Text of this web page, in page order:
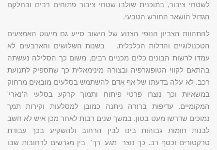
לשטחי ציבור, בתוכנית שולבו שטחי ציבור פתוחים רבים ובחלקם
הגדול הושאר החורש הטבעי.
להתהוות הצביון הנופי הצנוע של הישוב סייע גם מיעוט האמצעים
הטכנולוגיים והדלות הכלכלית. בשנות השלושים והארבעים לא
עמדו לרשות הבונים כלים מכניים רבים, משום כך הסלילה נעשתה
בהתאם לקווי הטופוגרפיה ובצורה מינימאלית כך שתספיק לתנועת
רכב. לא עלה בדעתו של אף אדם להשתמש בסלעים מובאים מרחוק
במשאיות וכך נוצרו פרטי פיתוח ותמוך קרקע בסלעי ה'נארי'
המקומיים. עדיפות ברורה ניתנה כמובן למסלעות וקירות תמך
נמוכים שדרשו מעט בטון. במשך שנים רבות לאחר מכן איש לא חשב
לבנות חומות גבוהות בינו לבין הרחוב ולהשקיע בכך עבודת
טרקטורים וכסף רב. כך נוצר מגע 'רך' בין מגרשים לרחובות שבו